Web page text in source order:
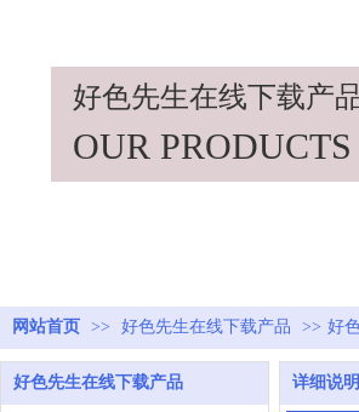
好色先生在线下载产
OUR PRODUCTS
网站首页 >> 好色先生在线下载产品 >> 好
好色先生在线下载产品
聚氯乙烯绝缘91好色先生APP
聚氯乙烯绝缘和护套控制电缆
详细说明